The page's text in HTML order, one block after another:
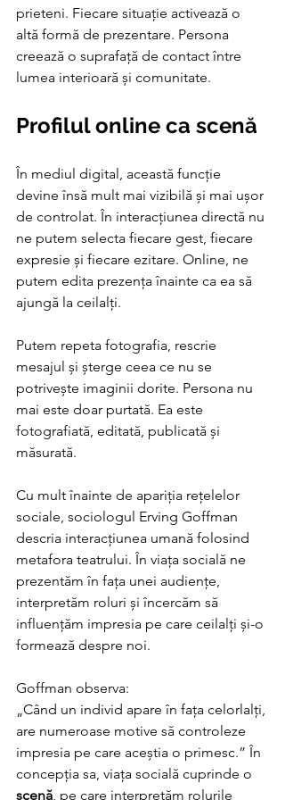
prieteni. Fiecare situație activează o
altă formă de prezentare. Persona
creează o suprafață de contact între
lumea interioară și comunitate.
Profilul online ca scenă
În mediul digital, această funcție
devine însă mult mai vizibilă și mai ușor
de controlat. În interacțiunea directă nu
ne putem selecta fiecare gest, fiecare
expresie și fiecare ezitare. Online, ne
putem edita prezența înainte ca ea să
ajungă la ceilalți.
Putem repeta fotografia, rescrie
mesajul și șterge ceea ce nu se
potrivește imaginii dorite. Persona nu
mai este doar purtată. Ea este
fotografiată, editată, publicată și
măsurată.
Cu mult înainte de apariția rețelelor
sociale, sociologul Erving Goffman
descria interacțiunea umană folosind
metafora teatrului. În viața socială ne
prezentăm în fața unei audiențe,
interpretăm roluri și încercăm să
influențăm impresia pe care ceilalți și-o
formează despre noi.
Goffman observa:
„Când un individ apare în fața celorlalți,
are numeroase motive să controleze
impresia pe care aceștia o primesc.” În
concepția sa, viața socială cuprinde o
scenă , pe care interpretăm rolurile